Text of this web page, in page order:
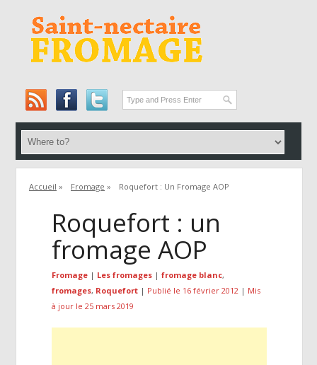
Accueil » Fromage » Roquefort : Un Fromage AOP
Roquefort : un
fromage AOP
Fromage | Les fromages |fromage blanc,
fromages, Roquefort | Publié le 16 février 2012 | Mis
à jour le 25 mars 2019